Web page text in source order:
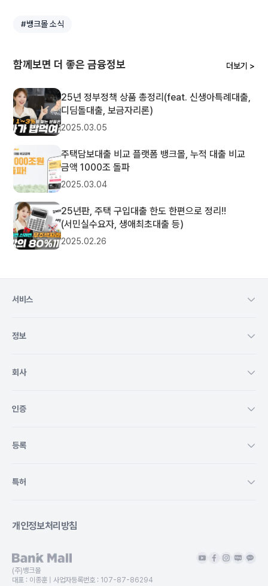
#뱅크몰 소식
함께보면 더 좋은 금융정보 더보기 >
25년 정부정책 상품 총정리(feat. 신생아특례대출,
디딤돌대출, 보금자리론)
2025.03.05
주택담보대출 비교 플랫폼 뱅크몰, 누적 대출 비교
금액 1000조 돌파
2025.03.04
25년판, 주택 구입대출 한도 한편으로 정리!!
(서민실수요자, 생애최초대출 등)
2025.02.26
서비스
정보
회사
인증
등록
특허
개인정보처리방침
(주)뱅크몰
대표 : 이종훈 | 사업자등록번호 : 107-87-86294